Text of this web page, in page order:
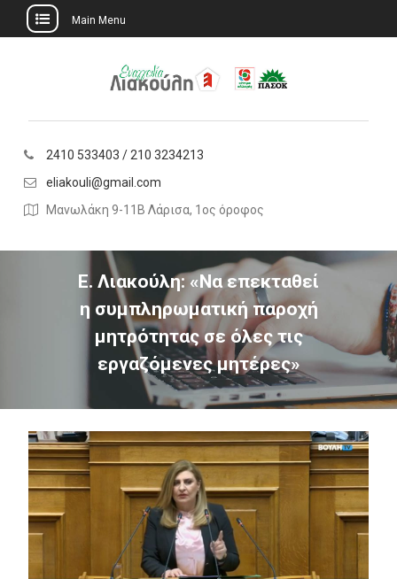
Main Menu
2410 533403 / 210 3234213
eliakouli@gmail.com
Μανωλάκη 9-11Β Λάρισα, 1ος όροφος
Ε. Λιακούλη: «Να επεκταθεί
η συμπληρωματική παροχή
μητρότητας σε όλες τις
εργαζόμενες μητέρες»